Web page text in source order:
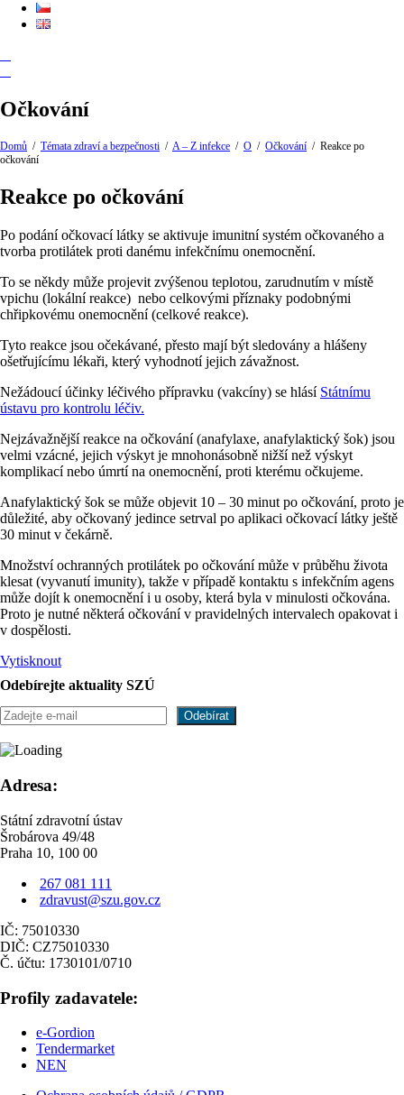
Očkování
Domů / Témata zdraví a bezpečnosti / A – Z infekce / O / Očkování / Reakce po
očkování
Reakce po očkování
Po podání očkovací látky se aktivuje imunitní systém očkovaného a
tvorba protilátek proti danému infekčnímu onemocnění.
To se někdy může projevit zvýšenou teplotou, zarudnutím v místě
vpichu (lokální reakce) nebo celkovými příznaky podobnými
chřipkovému onemocnění (celkové reakce).
Tyto reakce jsou očekávané, přesto mají být sledovány a hlášeny
ošetřujícímu lékaři, který vyhodnotí jejich závažnost.
Nežádoucí účinky léčivého přípravku (vakcíny) se hlásí Státnímu
ústavu pro kontrolu léčiv.
Nejzávažnější reakce na očkování (anafylaxe, anafylaktický šok) jsou
velmi vzácné, jejich výskyt je mnohonásobně nižší než výskyt
komplikací nebo úmrtí na onemocnění, proti kterému očkujeme.
Anafylaktický šok se může objevit 10 – 30 minut po očkování, proto je
důležité, aby očkovaný jedince setrval po aplikaci očkovací látky ještě
30 minut v čekárně.
Množství ochranných protilátek po očkování může v průběhu života
klesat (vyvanutí imunity), takže v případě kontaktu s infekčním agens
může dojít k onemocnění i u osoby, která byla v minulosti očkována.
Proto je nutné některá očkování v pravidelných intervalech opakovat i
v dospělosti.
Vytisknout
Odebírejte aktuality SZÚ
Adresa:
Státní zdravotní ústav
Šrobárova 49/48
Praha 10, 100 00
267 081 111
zdravust@szu.gov.cz
IČ: 75010330
DIČ: CZ75010330
Č. účtu: 1730101/0710
Profily zadavatele:
e-Gordion
Tendermarket
NEN
Technické /
nezbytné
Tyto soubory
cookie nejsou
volitelné a není
možné je
nezbytné pro
fungování
webových
stránek.
Většinou jsou
nastavené jako
odezva na akce,
které jste
provedli a
neukládají žádné
identifikovatelné
informace.
Pomáhají nám
funkčnost a
webových stránek
na základě toho,
jak se webové
stránky používají.
Můžeme na
základě nich
sledovat, které
stránky jsou
nejnavštěvovanější
a jakým způsobem
se návštěvnici na
Preferenční
Mají za úkol